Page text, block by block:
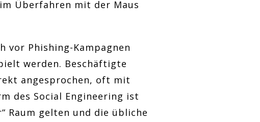
Überfahren mit der Maus
vor Phishing-Kampagnen
werden. Beschäftigte
angesprochen, oft mit
des Social Engineering ist
Raum gelten und die übliche